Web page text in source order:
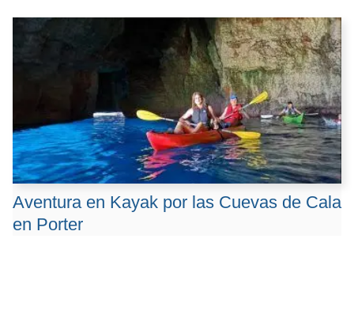
Aventura en Kayak por las Cuevas de Cala
en Porter